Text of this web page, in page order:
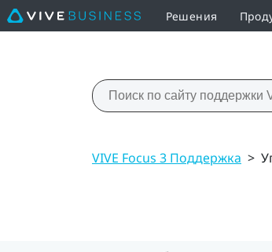
Решения
VIVE Focus 3 Поддержка >